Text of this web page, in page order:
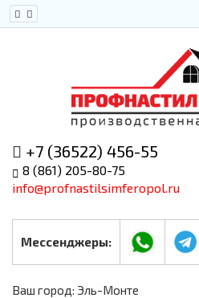
+7 (36522) 456-55
8 (861) 205-80-75
info@profnastilsimferopol.ru
Мессенджеры:
Ваш город: Эль-Монте